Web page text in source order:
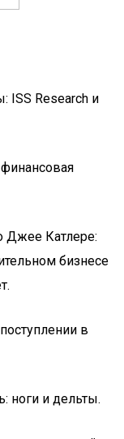
ISS Research и
Джее Катлере:
бизнесе
в
ноги и дельты.